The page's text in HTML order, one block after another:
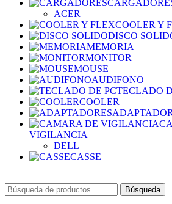
ACER
COOLER Y
DISCO
MEMORIA
MONITOR
MOUSE
AUDIFONO
TECLADO
COOLER
VIGILANCIA
DELL
CASSE
Búsqueda